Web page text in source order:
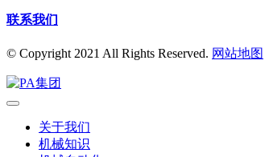
联系我们
© Copyright 2021 All Rights Reserved. 网站地图
关于我们
机械知识